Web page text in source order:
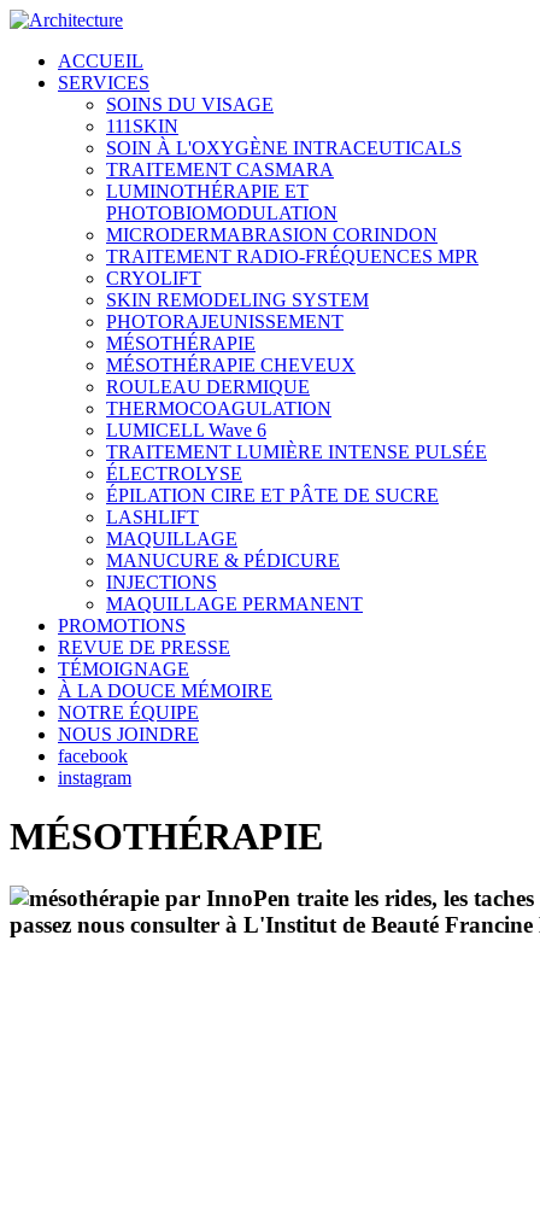
ACCUEIL
SERVICES
SOINS DU VISAGE
111SKIN
SOIN À L'OXYGÈNE INTRACEUTICALS
TRAITEMENT CASMARA
LUMINOTHÉRAPIE ET
PHOTOBIOMODULATION
MICRODERMABRASION CORINDON
TRAITEMENT RADIO-FRÉQUENCES MPR
CRYOLIFT
SKIN REMODELING SYSTEM
PHOTORAJEUNISSEMENT
MÉSOTHÉRAPIE
MÉSOTHÉRAPIE CHEVEUX
ROULEAU DERMIQUE
THERMOCOAGULATION
LUMICELL Wave 6
TRAITEMENT LUMIÈRE INTENSE PULSÉE
ÉLECTROLYSE
ÉPILATION CIRE ET PÂTE DE SUCRE
LASHLIFT
MAQUILLAGE
MANUCURE & PÉDICURE
INJECTIONS
MAQUILLAGE PERMANENT
PROMOTIONS
REVUE DE PRESSE
TÉMOIGNAGE
À LA DOUCE MÉMOIRE
NOTRE ÉQUIPE
NOUS JOINDRE
facebook
instagram
MÉSOTHÉRAPIE